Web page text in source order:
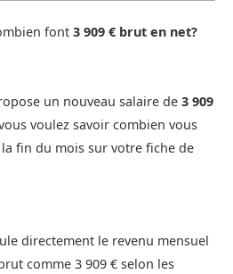
font 3 909 € brut en net?
un nouveau salaire de 3 909
voulez savoir combien vous
fin du mois sur votre fiche de
directement le revenu mensuel
comme 3 909 € selon les